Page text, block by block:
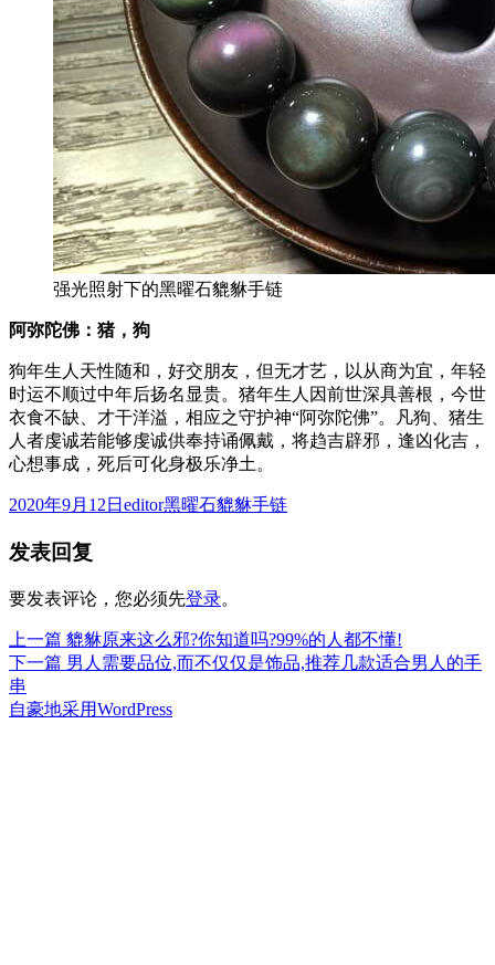
强光照射下的黑曜石貔貅手链
阿弥陀佛：猪，狗
狗年生人天性随和，好交朋友，但无才艺，以从商为宜，年轻
时运不顺过中年后扬名显贵。猪年生人因前世深具善根，今世
衣食不缺、才干洋溢，相应之守护神“阿弥陀佛”。凡狗、猪生
人者虔诚若能够虔诚供奉持诵佩戴，将趋吉辟邪，逢凶化吉，
心想事成，死后可化身极乐净土。
发
于
2020年9月12日 作
editor分
黑曜石貔貅手链
发表回复
要发表评论，您必须先登录。
文
章
导
上一篇 上
篇
章：
貔貅原来这么邪?你知道吗?99%的人都不懂!
下一篇 下
文
男人需要品位,而不仅仅是饰品,推荐几款适合男人的手
串
自豪地采用WordPress